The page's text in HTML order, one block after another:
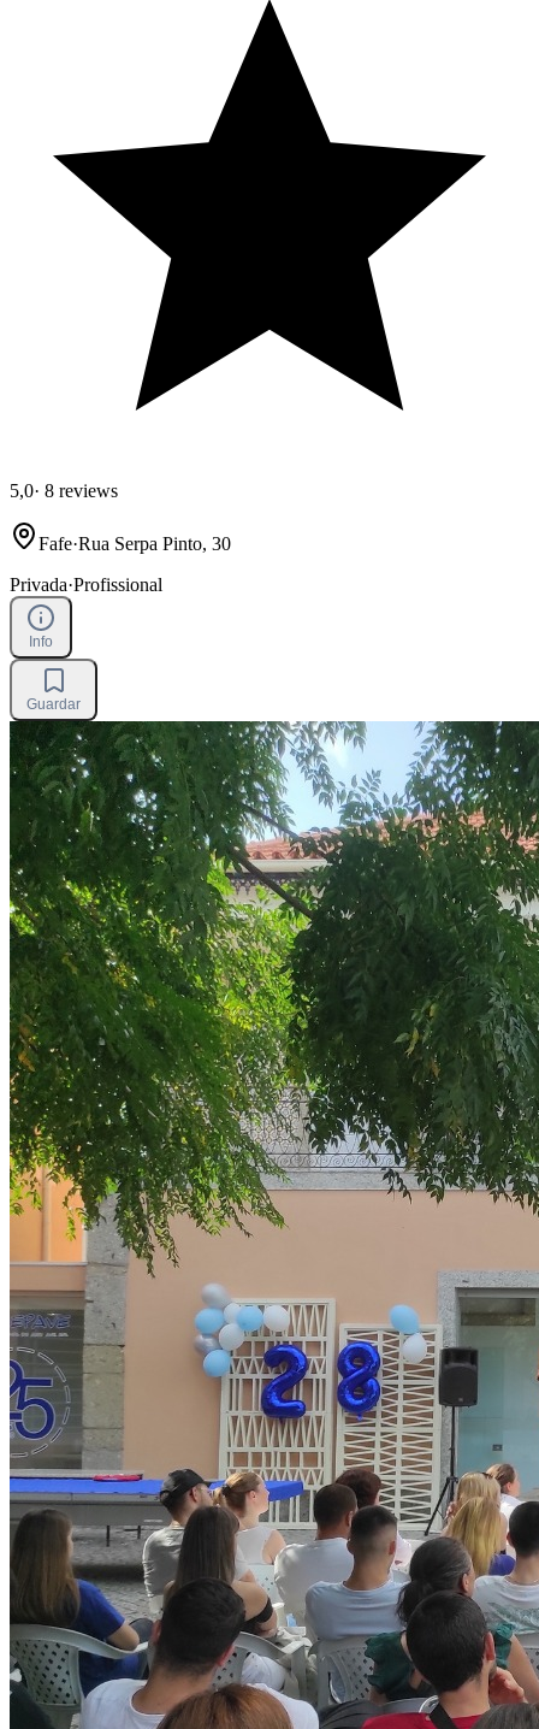
5,0· 8 reviews
Fafe·Rua Serpa Pinto, 30
Privada·Profissional
Info
Guardar